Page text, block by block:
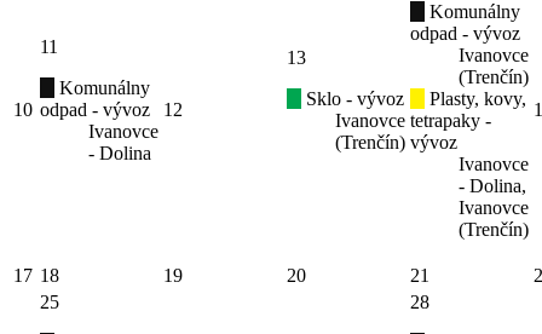
10
11
Komunálny
odpad - vývoz
Ivanovce
- Dolina
12
13
Sklo - vývoz
Ivanovce
(Trenčín)
Komunálny
odpad - vývoz
Ivanovce
(Trenčín)
Plasty, kovy,
tetrapaky -
vývoz
Ivanovce
- Dolina,
Ivanovce
(Trenčín)
17 18 19 20 21
25
28